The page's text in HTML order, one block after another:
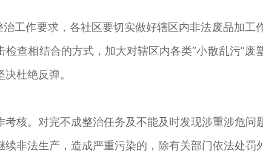
工作要求，各社区要切实做好辖区内非法废品加
查相结合的方式，加大对辖区内各类“小散乱污”
杜绝反弹。
核。对完不成整治任务及不能及时发现涉重涉危
非法生产，造成严重污染的，除有关部门依法处